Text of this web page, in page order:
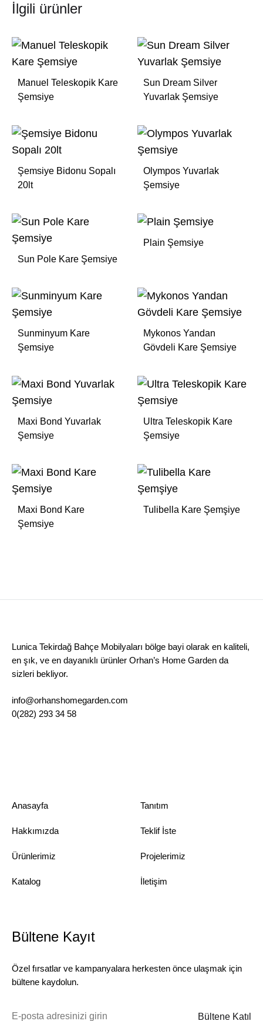
İlgili ürünler
Manuel Teleskopik Kare
Şemsiye
Sun Dream Silver
Yuvarlak Şemsiye
Şemsiye Bidonu Sopalı
20lt
Olympos Yuvarlak
Şemsiye
Sun Pole Kare Şemsiye
Plain Şemsiye
Sunminyum Kare
Şemsiye
Mykonos Yandan
Gövdeli Kare Şemsiye
Maxi Bond Yuvarlak
Şemsiye
Ultra Teleskopik Kare
Şemsiye
Maxi Bond Kare
Şemsiye
Tulibella Kare Şemşiye
Lunica Tekirdağ Bahçe Mobilyaları bölge bayi olarak en kaliteli,
en şık, ve en dayanıklı ürünler Orhan’s Home Garden da
sizleri bekliyor.
info@orhanshomegarden.com
0(282) 293 34 58
Anasayfa
Hakkımızda
Ürünlerimiz
Katalog
Tanıtım
Teklif İste
Projelerimiz
İletişim
Bültene Kayıt
Özel fırsatlar ve kampanyalara herkesten önce ulaşmak için
bültene kaydolun.